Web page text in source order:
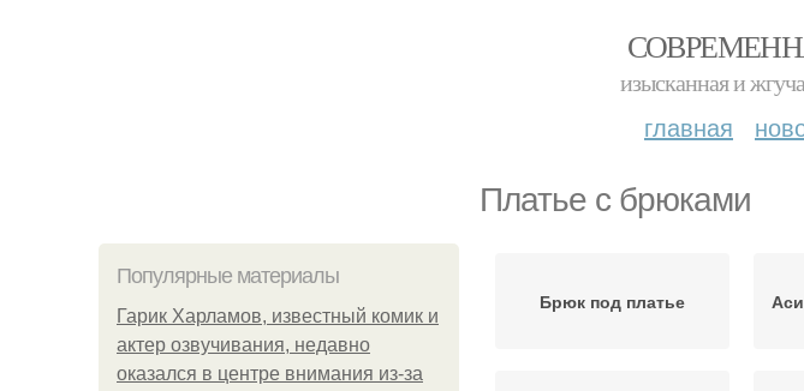
изысканная и
главная
Платье с брюками
Популярные материалы
Гарик Харламов, известный комик и
актер озвучивания, недавно
оказался в центре внимания из-за
Брюк под платье